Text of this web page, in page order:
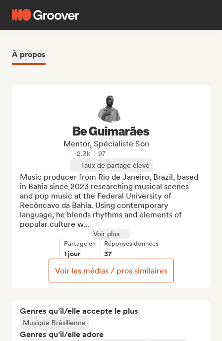
À propos
Genres qu’il/elle accepte le plus
Musique Brésilienne
Genres qu’il/elle adore
Be Guimarães
Mentor, Spécialiste Son
2.3k
97
Taux de partage élevé
Music producer from Rio de Janeiro, Brazil, based
in Bahia since 2023 researching musical scenes
and pop music at the Federal University of
Recôncavo da Bahia. Using contemporary
language, he blends rhythms and elements of
popular culture w...
Voir plus
Partage en
1 jour
Réponses données
37
Voir les médias / pros similaires